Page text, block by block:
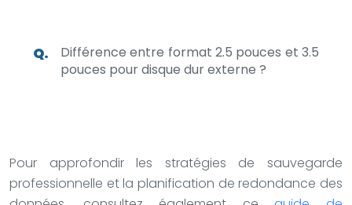
Différence entre format 2.5 pouces et 3.5
pouces pour disque dur externe ?
Pour approfondir les stratégies de sauvegarde
professionnelle et la planification de redondance des